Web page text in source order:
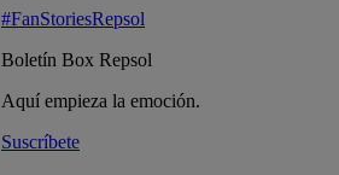
#FanStoriesRepsol
Boletín Box Repsol
Aquí empieza la emoción.
Suscríbete